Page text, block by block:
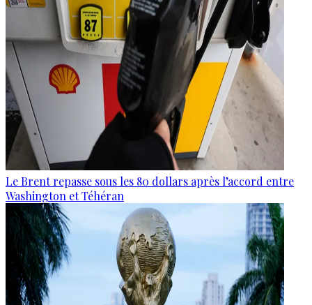
Le Brent repasse sous les 80 dollars après l’accord entre
Washington et Téhéran